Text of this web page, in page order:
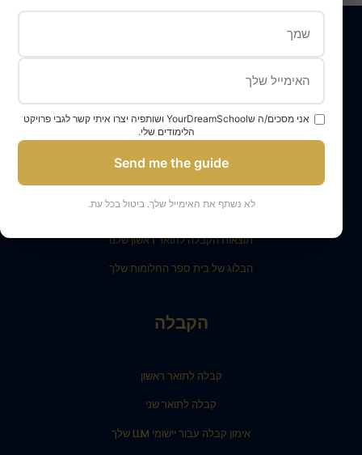
השירותים שלנו
צוות YourDreamSchool
קבל תמיכה
התלמידים שלנו והוריהם מעידים
תוצאות הקבלה לתואר ראשון שלנו
הבלוג של בית ספר החלומות שלך
הקבלה
קבלה לתואר ראשון
קבלה לתואר שני
אימון קבלה עבור יישומי LLM שלך
אני מסכים/ה שYourDreamSchool ושותפיה יצרו איתי קשר לגבי פרויקט
הלימודים שלי.
Send me the guide
לא נשתף את האימייל שלך. ביטול בכל עת.